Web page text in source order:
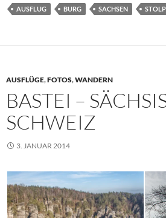
AUSFLUG BURG SACHSEN
AUSFLÜGE,FOTOS,WANDERN
BASTEI –
SCHWEIZ
3. JANUAR 2014